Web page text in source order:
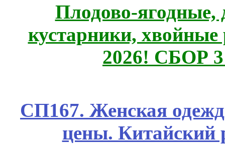
Плодово-ягодные,
кустарники,
2026! СБОР
СП167. Женская
цены. Китайский